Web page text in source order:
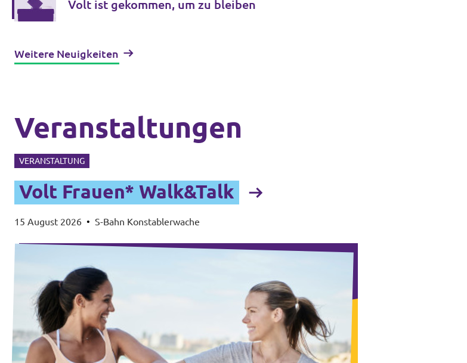
Volt ist gekommen, um zu bleiben
Weitere Neuigkeiten
Veranstaltungen
VERANSTALTUNG
Volt Frauen* Walk&Talk
15 August 2026 • S-Bahn Konstablerwache